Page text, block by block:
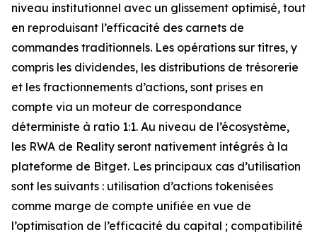
niveau institutionnel avec un glissement optimisé, tout
en reproduisant l’efficacité des carnets de
commandes traditionnels. Les opérations sur titres, y
compris les dividendes, les distributions de trésorerie
et les fractionnements d’actions, sont prises en
compte via un moteur de correspondance
déterministe à ratio 1:1. Au niveau de l’écosystème,
les RWA de Reality seront nativement intégrés à la
plateforme de Bitget. Les principaux cas d’utilisation
sont les suivants : utilisation d’actions tokenisées
comme marge de compte unifiée en vue de
l’optimisation de l’efficacité du capital ; compatibilité